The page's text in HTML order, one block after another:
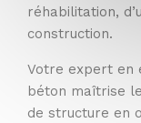
réhabilitation,
construction.
Votre expert en
béton maîtrise
de structure en